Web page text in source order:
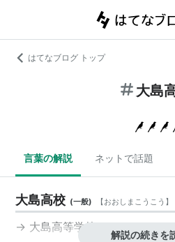
はてなブログ トップ
大島
言葉の解説 ネットで話題
大島高校 (一般) 【おおしまこうこう 】
→ 大島高等学校
解説の続きを